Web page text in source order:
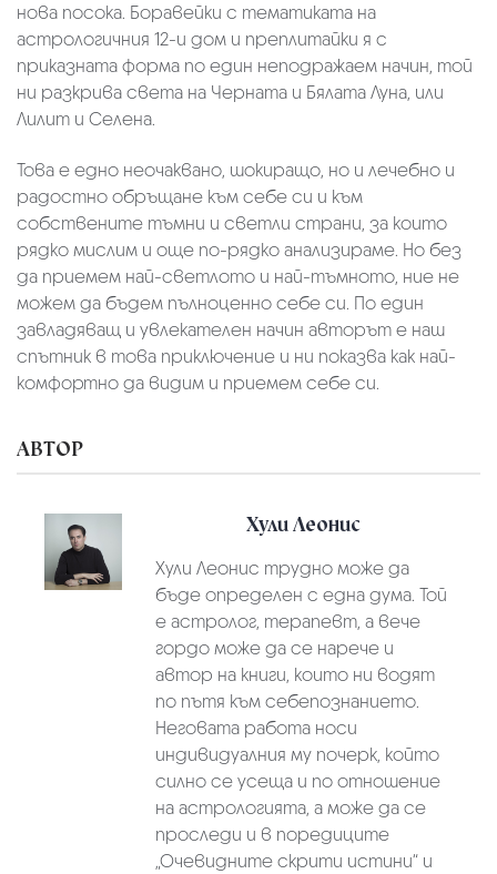
нова посока. Боравейки с тематиката на
астрологичния 12-и дом и преплитайки я с
приказната форма по един неподражаем начин, той
ни разкрива света на Черната и Бялата Лунa, или
Лилит и Селена.
Това е едно неочаквано, шокиращо, но и лечебно и
радостно обръщане към себе си и към
собствените тъмни и светли страни, за които
рядко мислим и още по-рядко анализираме. Но без
да приемем най-светлото и най-тъмното, ние не
можем да бъдем пълноценно себе си. По един
завладяващ и увлекателен начин авторът е наш
спътник в това приключeние и ни показва как най-
комфортно да видим и приемем себе си.
АВТОР
Хули Леонис
Хули Леонис трудно може да
бъде определен с една дума. Той
е астролог, терапевт, а вече
гордо може да се нарече и
автор на книги, които ни водят
по пътя към себепознанието.
Неговата работа носи
индивидуалния му почерк, който
силно се усеща и по отношение
на астрологията, а може да се
проследи и в поредиците
„Очевидните скрити истини“ и